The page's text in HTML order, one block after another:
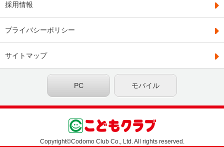
採用情報
プライバシーポリシー
サイトマップ
Copyright©Codomo Club Co., Ltd. All rights reserved.
モバイル
PC